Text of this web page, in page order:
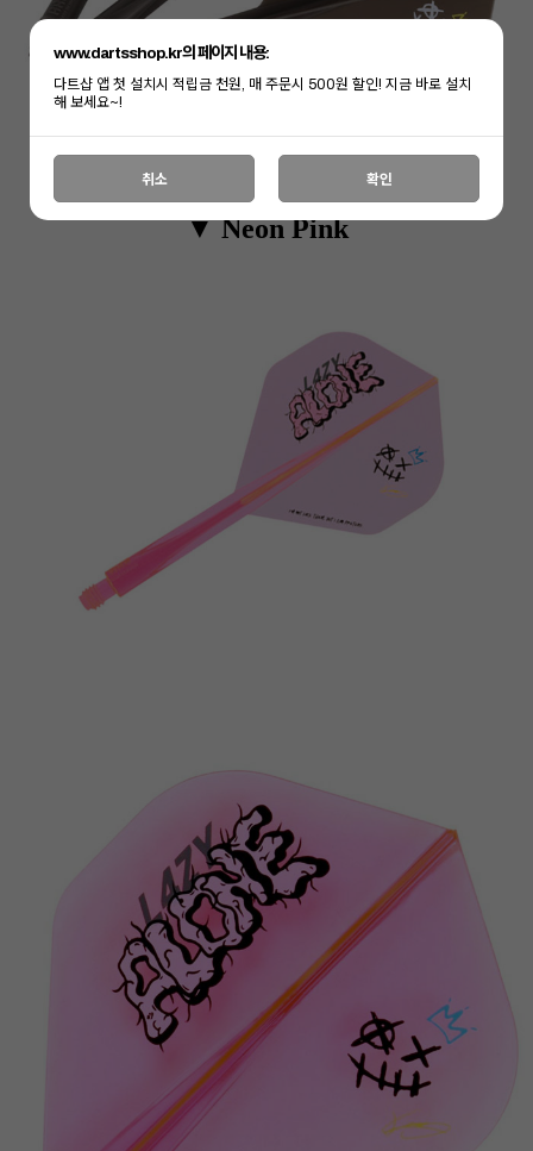
▼ Neon Pink
www.dartsshop.kr의 페이지 내용:
다트샵 앱 첫 설치시 적립금 천원, 매 주문시 500원 할인! 지금 바로 설치
해 보세요~!
취소 확인